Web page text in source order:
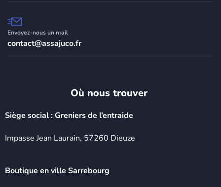
Envoyez-nous un mail
contact@assajuco.fr
Où nous trouver ​
Siège social : Greniers de l’entraide
Impasse Jean Laurain, 57260 Dieuze
Boutique en ville Sarrebourg